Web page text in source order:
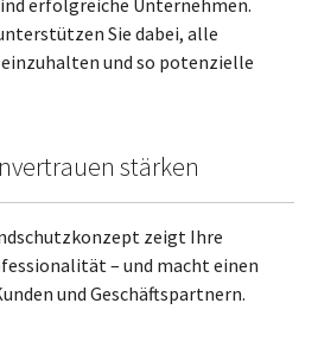
erfolgreiche Unternehmen.
Sie dabei, alle
und so potenzielle
stärken
zeigt Ihre
– und macht einen
und Geschäftspartnern.